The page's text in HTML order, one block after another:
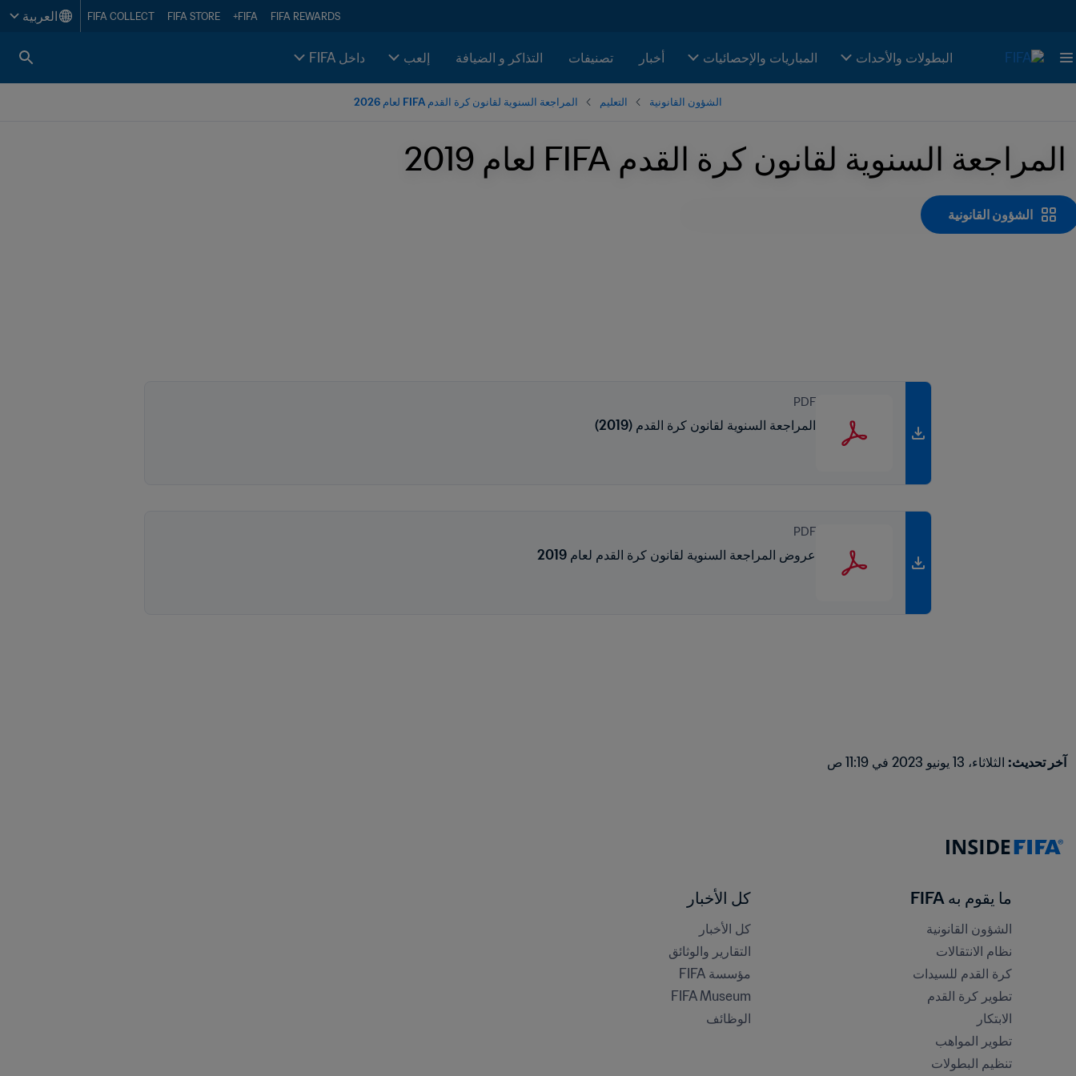
FIFA REWARDS
FIFA+
FIFA STORE
FIFA COLLECT العربية
البطولات والأحدات المباريات والإحصائيات أخبار تصنيفات التذاكر و الضيافة إلعب داخل FIFA
الشؤون القانونية التعليم المراجعة السنوية لقانون كرة القدم FIFA لعام 2026
الشؤون القانونية
المراجعة السنوية لقانون كرة القدم FIFA لعام 2019
PDF
المراجعة السنوية لقانون كرة القدم (2019)
PDF
عروض المراجعة السنوية لقانون كرة القدم لعام 2019
آخر تحديث: الثلاثاء، 13 يونيو 2023 في 11:19 ص
ما يقوم به FIFA
الشؤون القانونية
نظام الانتقالات
كرة القدم للسيدات
تطوير كرة القدم
الابتكار
تطوير المواهب
تنظيم البطولات
كل الأخبار
كل الأخبار
التقارير والوثائق
مؤسسة FIFA
FIFA Museum
الوظائف